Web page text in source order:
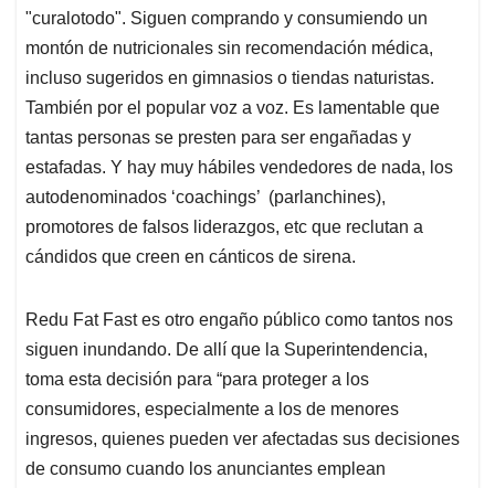
"curalotodo". Siguen comprando y consumiendo un
montón de nutricionales sin recomendación médica,
incluso sugeridos en gimnasios o tiendas naturistas.
También por el popular voz a voz. Es lamentable que
tantas personas se presten para ser engañadas y
estafadas. Y hay muy hábiles vendedores de nada, los
autodenominados ‘coachings’ (parlanchines),
promotores de falsos liderazgos, etc que reclutan a
cándidos que creen en cánticos de sirena.
Redu Fat Fast es otro engaño público como tantos nos
siguen inundando. De allí que la Superintendencia,
toma esta decisión para “para proteger a los
consumidores, especialmente a los de menores
ingresos, quienes pueden ver afectadas sus decisiones
de consumo cuando los anunciantes emplean